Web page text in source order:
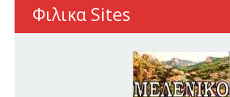
Φιλικα Sites